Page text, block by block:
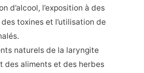
d’alcool, l’exposition à des
toxines et l’utilisation de
naturels de la laryngite
des aliments et des herbes